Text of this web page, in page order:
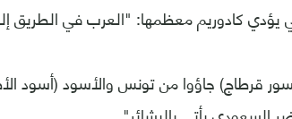
يؤدي كادوريم معظمها: "العرب في الطريق
قرطاج) جاؤوا من تونس والأسود (أسود